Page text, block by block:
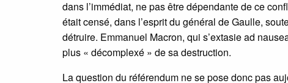
dans l’immédiat, ne pas être dépendante de ce
était censé, dans l’esprit du général de Gaulle,
détruire. Emmanuel Macron, qui s’extasie ad
plus « décomplexé » de sa destruction.
La question du référendum ne se pose donc pas